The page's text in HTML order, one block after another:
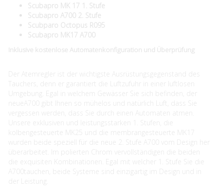
Scubapro MK 17 1. Stufe
Scubapro A700 2. Stufe
Scubparo Octopus R095
Scubapro MK17 A700
​Inklusive kostenlose Automatenkonfiguration und Überprüfung
Der Atemregler ist der wichtigste Ausrüstungsgegenstand des
Tauchers, denn er garantiert die Luftzufuhr in einer luftlosen
Umgebung. Egal in welchem Gewässer Sie sich befinden, der
neueA700 gibt Ihnen so mühelos und natürlich Luft, dass Sie
vergessen werden, dass Sie durch einen Automaten atmen.
Unsere exklusiven und leistungsstarken 1. Stufen, die
kolbengesteuerte MK25 und die membrangesteuerte MK17
wurden beide speziell für die neue 2. Stufe A700 vom Design her
überarbeitet. Im polierten Chrom vervollständigen die beiden
die exquisiten Kombinationen. Egal mit welcher 1. Stufe Sie die
A700tauchen, beide Systeme sind einzigartig im Design und in
der Leistung.